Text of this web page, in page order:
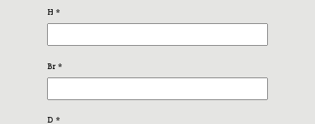
H *
Br *
D *